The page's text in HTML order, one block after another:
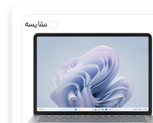
مقایسه